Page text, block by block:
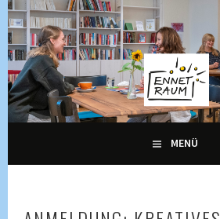
Springe
zum
Inhalt
KULTUR, KURSE UND
MENÜ